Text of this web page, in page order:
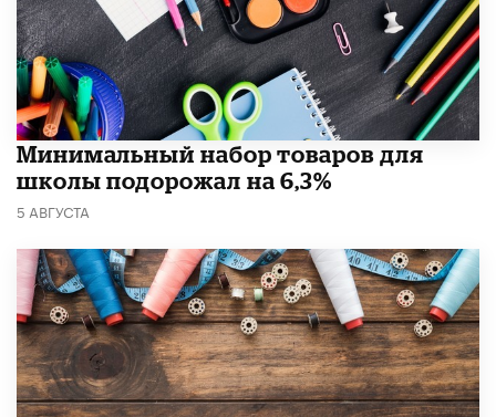
Минимальный набор товаров для
школы подорожал на 6,3%
5 АВГУСТА